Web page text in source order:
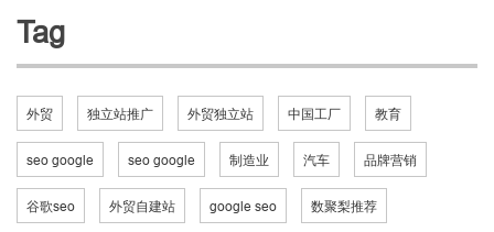
Tag
外贸 独立站推广 外贸独立站 中国工厂 教育
seo google seo google 制造业 汽车 品牌营销
谷歌seo 外贸自建站 google seo 数聚梨推荐